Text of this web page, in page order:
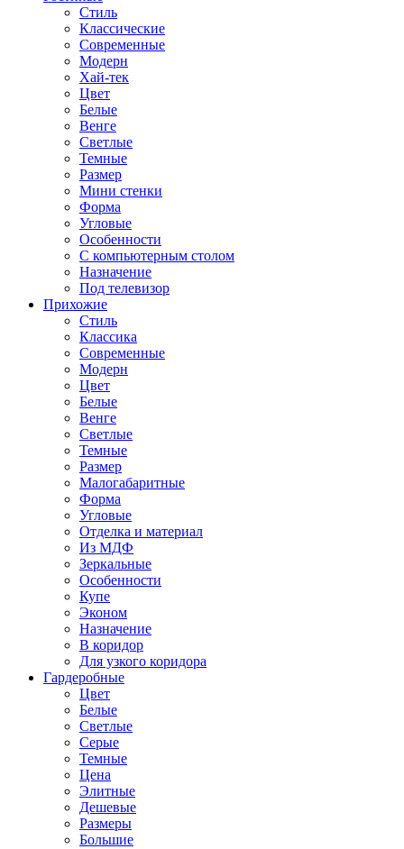
Стиль
Классические
Современные
Модерн
Хай-тек
Цвет
Белые
Венге
Светлые
Темные
Размер
Мини стенки
Форма
Угловые
Особенности
С компьютерным столом
Назначение
Под телевизор
Прихожие
Стиль
Классика
Современные
Модерн
Цвет
Белые
Венге
Светлые
Темные
Размер
Малогабаритные
Форма
Угловые
Отделка и материал
Из МДФ
Зеркальные
Особенности
Купе
Эконом
Назначение
В коридор
Для узкого коридора
Гардеробные
Цвет
Белые
Светлые
Серые
Темные
Цена
Элитные
Дешевые
Размеры
Большие